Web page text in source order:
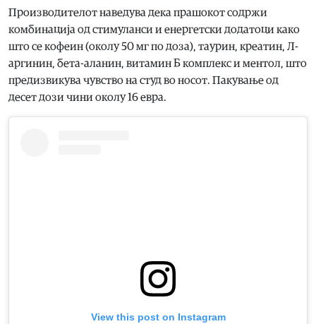
Производителот наведува дека прашокот содржи
комбинација од стимуланси и енергетски додатоци како
што се кофеин (околу 50 мг по доза), таурин, креатин, Л-
аргинин, бета-аланин, витамин Б комплекс и ментол, што
предизвикува чувство на студ во носот. Пакување од
десет дози чини околу 16 евра.
View this post on Instagram